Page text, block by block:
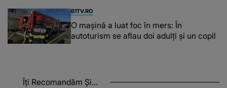
B1TV.RO
O maşină a luat foc în mers: În
autoturism se aflau doi adulți și un copil
Îți Recomandăm Și...